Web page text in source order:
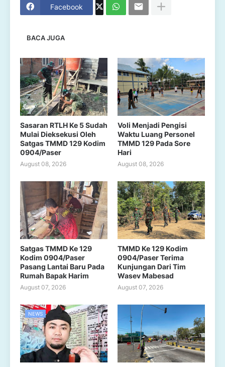
Facebook
BACA JUGA
Sasaran RTLH Ke 5 Sudah
Mulai Dieksekusi Oleh
Satgas TMMD 129 Kodim
0904/Paser
August 08, 2026
Voli Menjadi Pengisi
Waktu Luang Personel
TMMD 129 Pada Sore
Hari
August 08, 2026
Satgas TMMD Ke 129
Kodim 0904/Paser
Pasang Lantai Baru Pada
Rumah Bapak Harim
August 07, 2026
TMMD Ke 129 Kodim
0904/Paser Terima
Kunjungan Dari Tim
Wasev Mabesad
August 07, 2026
NEWS